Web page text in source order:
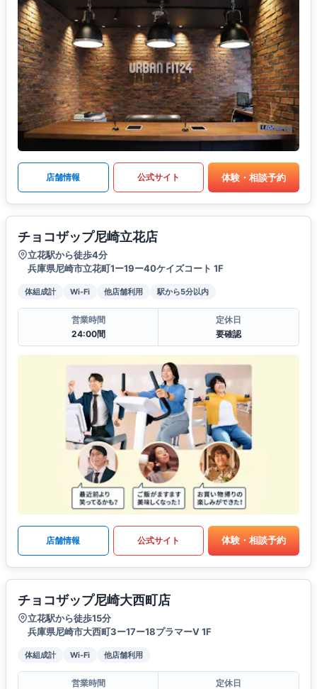
店舗情報 公式サイト 体験・相談予約
チョコザップ尼崎立花店
立花駅から徒歩4分
兵庫県尼崎市立花町1ー19ー40ケイズコート 1F
体組成計 Wi-Fi 他店舗利用 駅から5分以内
営業時間
24:00間
定休日
要確認
店舗情報 公式サイト 体験・相談予約
チョコザップ尼崎大西町店
立花駅から徒歩15分
兵庫県尼崎市大西町3ー17ー18プラマーV 1F
体組成計 Wi-Fi 他店舗利用
営業時間
定休日